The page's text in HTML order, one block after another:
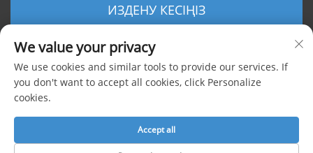
ИЗДЕНУ КЕСІҢІЗ
Барлық құқықтар сақталған © 2025 Shanghai Foxygen Industrial Co., Ltd.
We value your privacy
We use cookies and similar tools to provide our services. If
you don't want to accept all cookies, click Personalize
cookies.
Accept all